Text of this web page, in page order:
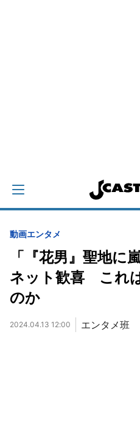
動画エンタメ
「『花男』聖地に
ネット歓喜 これ
のか
2024.04.13 12:00 エンタメ班